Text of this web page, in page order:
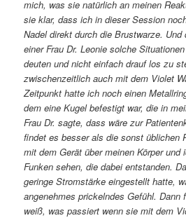
mich, was sie natürlich an meinen
sie klar, dass ich in dieser Session
Nadel direkt durch die Brustwarze.
einer Frau Dr. Leonie solche
deuten und nicht einfach drauf los zu
zwischenzeitlich auch mit dem Violet
Zeitpunkt hatte ich noch einen
dem eine Kugel befestigt war, die in
Frau Dr. sagte, dass wäre zur
findet es besser als die sonst üblichen
mit dem Gerät über meinen Körper und
Funken sehen, die dabei entstanden.
geringe Stromstärke eingestellt hatte,
angenehmes prickelndes Gefühl.
weiß, was passiert wenn sie mit dem